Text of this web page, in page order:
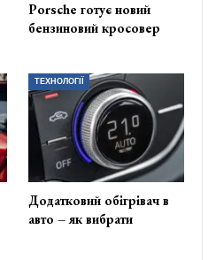
Porsche готує новий
бензиновий кросовер
ТЕХНОЛОГІЇ
Додатковий обігрівач в
авто – як вибрати